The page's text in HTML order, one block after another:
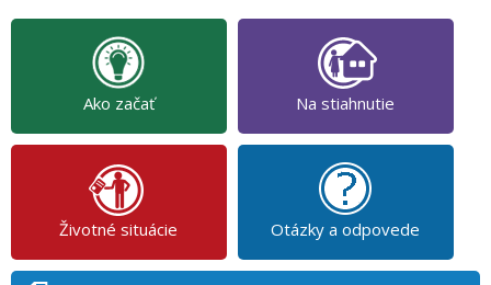
Ako začať Na stiahnutie
Životné situácie Otázky a odpovede